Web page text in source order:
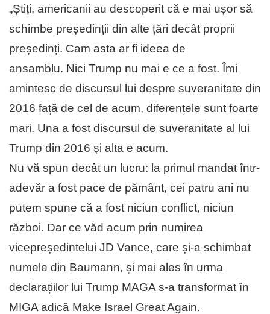
„Știți, americanii au descoperit că e mai ușor să
schimbe președinții din alte țări decât proprii
președinți. Cam asta ar fi ideea de
ansamblu. Nici Trump nu mai e ce a fost. Îmi
amintesc de discursul lui despre suveranitate din
2016 față de cel de acum, diferențele sunt foarte
mari. Una a fost discursul de suveranitate al lui
Trump din 2016 și alta e acum.
Nu vă spun decât un lucru: la primul mandat într-
adevăr a fost pace de pământ, cei patru ani nu
putem spune că a fost niciun conflict, niciun
război. Dar ce văd acum prin numirea
vicepreședintelui JD Vance, care și-a schimbat
numele din Baumann, și mai ales în urma
declarațiilor lui Trump MAGA s-a transformat în
MIGA adică Make Israel Great Again.